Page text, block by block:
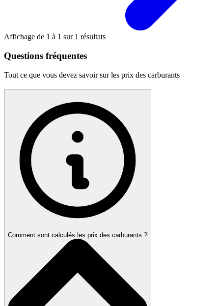
Affichage de 1 à 1 sur 1 résultats
Questions fréquentes
Tout ce que vous devez savoir sur les prix des carburants
Comment sont calculés les prix des carburants ?